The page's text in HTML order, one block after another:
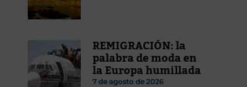
REMIGRACIÓN: la
palabra de moda en
la Europa humillada
7 de agosto de 2026